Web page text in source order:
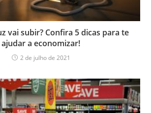
vai subir? Confira 5 dicas para te
ajudar a economizar!
2 de julho de 2021